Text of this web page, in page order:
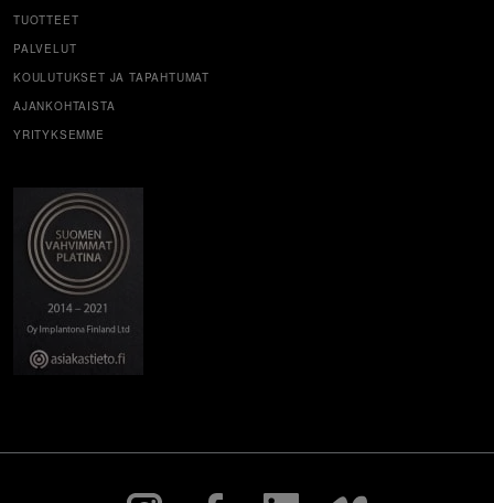
TUOTTEET
PALVELUT
KOULUTUKSET JA TAPAHTUMAT
AJANKOHTAISTA
YRITYKSEMME